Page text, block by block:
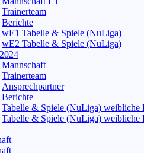
Trainerteam
Berichte
wE1 Tabelle & Spiele (NuLiga)
wE2 Tabelle & Spiele (NuLiga)
Mannschaft
Trainerteam
Ansprechpartner
Berichte
Tabelle & Spiele (NuLiga) weibliche
Tabelle & Spiele (NuLiga) weibliche